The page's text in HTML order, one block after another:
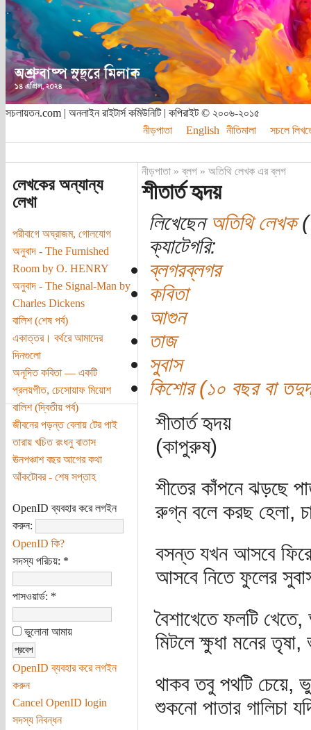
সচলায়তন.com | অনলাইন রাইটার্স কমিউনিটি | কপিরাইট © ২০০৬-২০১৫
নীড়পাতা
English নীতিমালা সচলে
লেখকের অন্যান্য
লেখা
পরীবাগে অঘ্রাজম, গোলযোগ
অনুবাদ - The Furnished
Room by O. HENRY
অনুবাদ - The Signal-Man by
Charles Dickens
বালিশ (শেষ পর্ব)
একাত্তর। বর্থরে আমাদের
দিনগুলো
অনূদিত কবিতা — একটি
প্রলয়গীত, চেসোয়াফ মিয়োশ
বালিশ (দ্বিতীয় পর্ব)
জীবনের পড়ন্ত বেলায় টের পাই
তারায় খচিত রংধনু বাতাস
ঊনপঞ্চাশ বছর আগের কথা
আঁকটোবর - শেষ সপ্তাহ
OpenID ব্যবহার করে লগইন
করুন:
OpenID কি?
সদস্য পরিচয়: *
পাসওয়ার্ড: *
ভুলোনা আমায়
OpenID ব্যবহার করে লগইন
করুন
Cancel OpenID login
সদস্য নিবন্ধন
নীড়পাতা»ব্লগ» অতিথি লেখক এর ব্লগ
শীতার্ত হৃদয়
লিখেছেন অতিথি লেখক
ক্যাটেগরি:
ব্লগরব্লগর
কবিতা
আগুন
তাজ
সুবাস
কিশোর (১০ বছর বা
শীতার্ত হৃদয়
(কাপুরুষ)
শীতের কাঁপনে ঝড়ছে
রুগ্ন বলে করছ হেলা,
বসন্ত যখন আসবে
আসবে নিতে ফুলের
বৈশাখেতে ফলটি
মিটলে ক্ষুধা মনের
থাকব তবু পথটি
শুকনো পাতার গালিচা